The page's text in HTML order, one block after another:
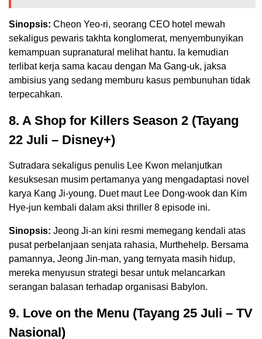
Sinopsis: Cheon Yeo-ri, seorang CEO hotel mewah
sekaligus pewaris takhta konglomerat, menyembunyikan
kemampuan supranatural melihat hantu. Ia kemudian
terlibat kerja sama kacau dengan Ma Gang-uk, jaksa
ambisius yang sedang memburu kasus pembunuhan tidak
terpecahkan.
8. A Shop for Killers Season 2 (Tayang
22 Juli – Disney+)
Sutradara sekaligus penulis Lee Kwon melanjutkan
kesuksesan musim pertamanya yang mengadaptasi novel
karya Kang Ji-young. Duet maut Lee Dong-wook dan Kim
Hye-jun kembali dalam aksi thriller 8 episode ini.
Sinopsis: Jeong Ji-an kini resmi memegang kendali atas
pusat perbelanjaan senjata rahasia, Murthehelp. Bersama
pamannya, Jeong Jin-man, yang ternyata masih hidup,
mereka menyusun strategi besar untuk melancarkan
serangan balasan terhadap organisasi Babylon.
9. Love on the Menu (Tayang 25 Juli – TV
Nasional)